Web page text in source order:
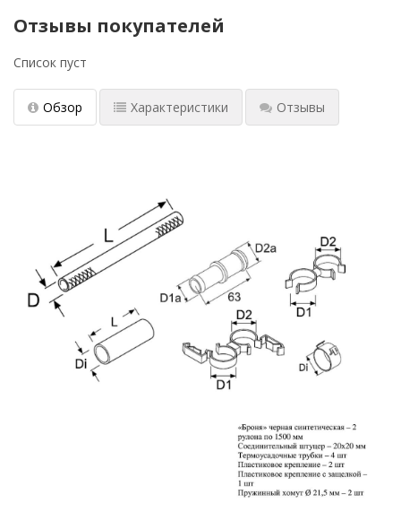
Отзывы покупателей
Список пуст
Обзор Характеристики Отзывы